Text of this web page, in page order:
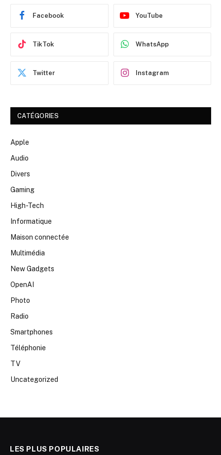
Facebook YouTube
TikTok WhatsApp
Twitter Instagram
CATÉGORIES
Apple
Audio
Divers
Gaming
High-Tech
Informatique
Maison connectée
Multimédia
New Gadgets
OpenAI
Photo
Radio
Smartphones
Téléphonie
TV
Uncategorized
LES PLUS POPULAIRES